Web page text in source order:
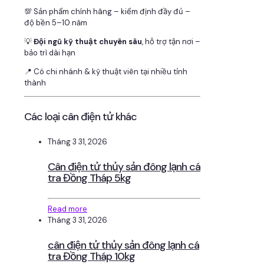
💯 Sản phẩm chính hãng – kiểm định đầy đủ –
độ bền 5–10 năm
💡Đội ngũ kỹ thuật chuyên sâu, hỗ trợ tận nơi –
bảo trì dài hạn
📍 Có chi nhánh & kỹ thuật viên tại nhiều tỉnh
thành
Các loại cân điện tử khác
Tháng 3 31, 2026
Cân điện tử thủy sản đông lạnh cá
tra Đồng Tháp 5kg
Read more
Tháng 3 31, 2026
cân điện tử thủy sản đông lạnh cá
tra Đồng Tháp 10kg